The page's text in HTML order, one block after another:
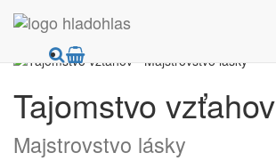
HladoHlas Knihy
Tajomstvo vzťahov
Majstrovstvo lásky